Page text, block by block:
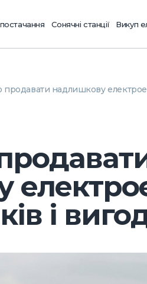
Сонячні станції Викуп
продавати надлишкову
і